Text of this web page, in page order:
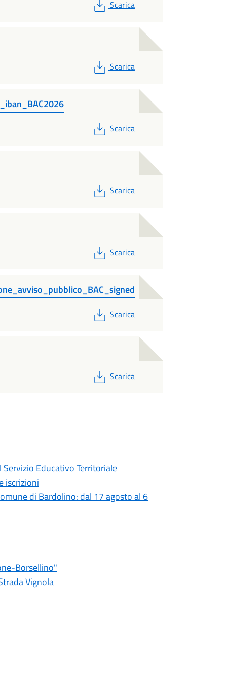
PDF
Scarica
PDF
Scarica
PDF
Scarica
PDF
Scarica
PDF
Scarica
PDF
Scarica
PDF
Scarica
Educativo Territoriale
iscrizioni
di Bardolino: dal 17 agosto al 6
Borsellino"
Vignola